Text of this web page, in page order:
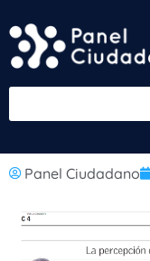
Panel Ciudadano